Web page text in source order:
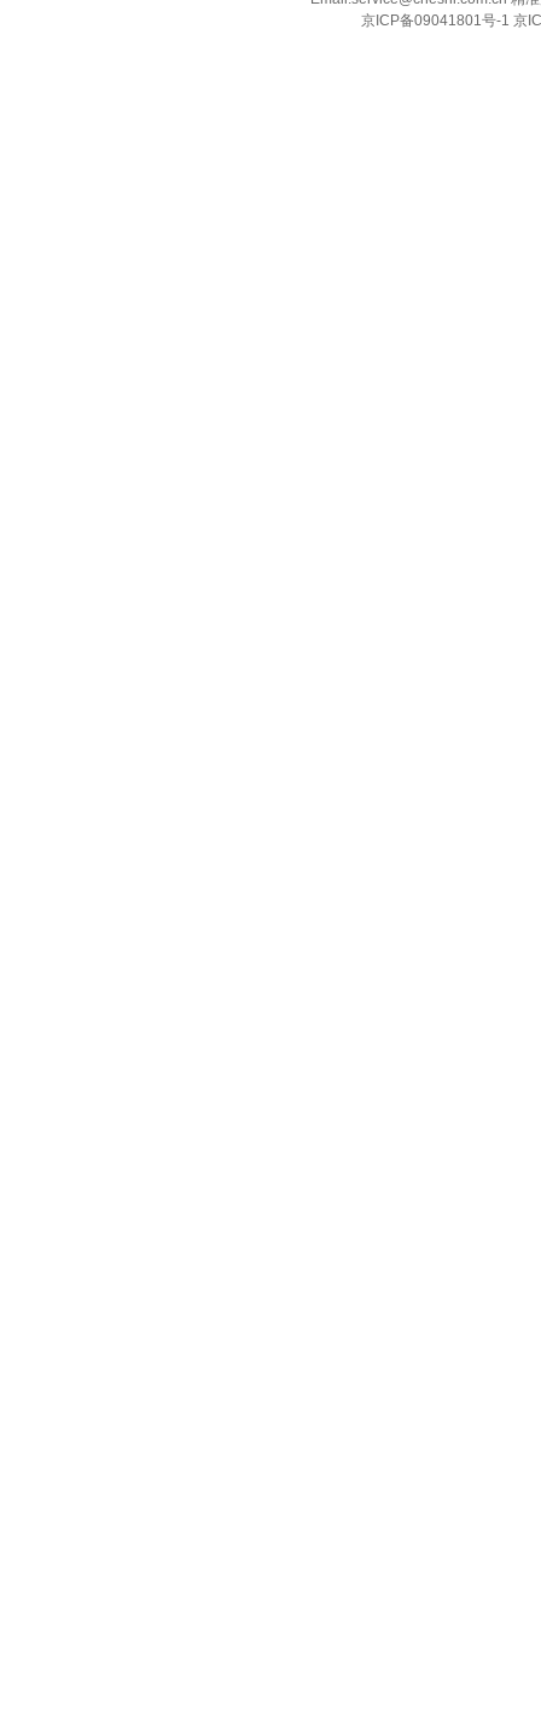
京ICP备09041801号-1 京